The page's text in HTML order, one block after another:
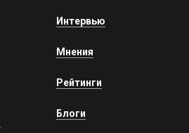
Интервью
Мнения
Рейтинги
Блоги